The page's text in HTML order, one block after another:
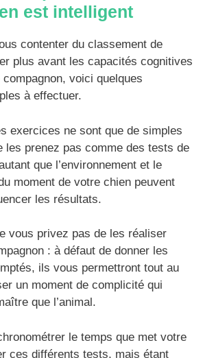
est intelligent
contenter du classement de
plus avant les capacités cognitives
voici quelques
à effectuer.
exercices ne sont que de simples
les prenez pas comme des tests de
que l’environnement et le
moment de votre chien peuvent
les résultats.
vous privez pas de les réaliser
: à défaut de donner les
ils vous permettront tout au
un moment de complicité qui
que l’animal.
le temps que met votre
ces différents tests, mais étant